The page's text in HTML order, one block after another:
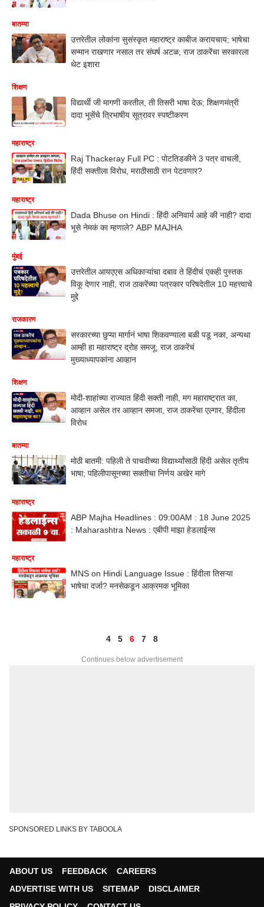
बातम्या
उत्तरेतील लोकांना सुसंस्कृत महाराष्ट्र काबीज करायचाय; भाषेचा
सन्मान राखणार नसाल तर संघर्ष अटळ; राज ठाकरेंचा सरकारला
थेट इशारा
शिक्षण
विद्यार्थी जी मागणी करतील, ती तिसरी भाषा देऊ; शिक्षणमंत्री
दादा भूसेंचे त्रिभाषीय सूत्रावर स्पष्टीकरण
महाराष्ट्र
Raj Thackeray Full PC : पोटतिडकीने 3 पत्र वाचली,
हिंदी सक्तीला विरोध, मराठीसाठी रान पेटवणार?
महाराष्ट्र
Dada Bhuse on Hindi : हिंदी अनिवार्य आहे की नाही? दादा
भूसे नेमकं का म्हणाले? ABP MAJHA
मुंबई
उत्तरेतील आयएएस अधिकाऱ्यांचा दबाव ते हिंदीचं एकही पुस्तक
विकू देणार नाही, राज ठाकरेंच्या पत्रकार परिषदेतील 10 महत्त्वाचे
मुद्दे
राजकारण
सरकारच्या छुप्या मार्गानं भाषा शिकवण्याला बळी पडू नका, अन्यथा
आम्ही हा महाराष्ट्र द्रोह समजू; राज ठाकरेंचं
मुख्याध्यापकांना आव्हान
शिक्षण
मोदी-शाहांच्या राज्यात हिंदी सक्ती नाही, मग महाराष्ट्रात का,
आव्हान असेल तर आव्हान समजा, राज ठाकरेंचा एल्गार, हिंदीला
विरोध
बातम्या
मोठी बातमी: पहिली ते पाचवीच्या विद्यार्थ्यांसाठी हिंदी असेल तृतीय
भाषा; पहिलीपासूनच्या सक्तीचा निर्णय अखेर मागे
महाराष्ट्र
ABP Majha Headlines : 09:00AM : 18 June 2025
: Maharashtra News : एबीपी माझा हेडलाईन्स
महाराष्ट्र
MNS on Hindi Language Issue : हिंदीला तिसऱ्या
भाषेचा दर्जा? मनसेकडून आक्रमक भूमिका
4 5 6 7 8
Continues below advertisement
SPONSORED LINKS BY TABOOLA
ABOUT US FEEDBACK
CAREERS
ADVERTISE WITH US
SITEMAP
DISCLAIMER